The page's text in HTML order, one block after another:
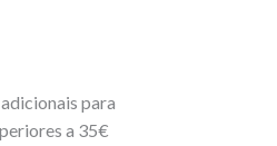
para
a 35€